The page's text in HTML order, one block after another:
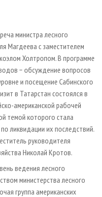
министра лесного
Магдеева с заместителем
Холтропом. В программе
− обсуждение вопросов
и посещение Сабинского
в Татарстан состоялся в
американской рабочей
темой которого стала
ликвидации их последствий.
руководителя
Николай Кротов.
ведения лесного
министерства лесного
группа американских